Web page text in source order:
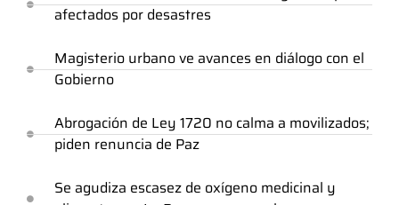
afectados por desastres
Magisterio urbano ve avances en diálogo con el
Gobierno
Abrogación de Ley 1720 no calma a movilizados;
piden renuncia de Paz
Se agudiza escasez de oxígeno medicinal y